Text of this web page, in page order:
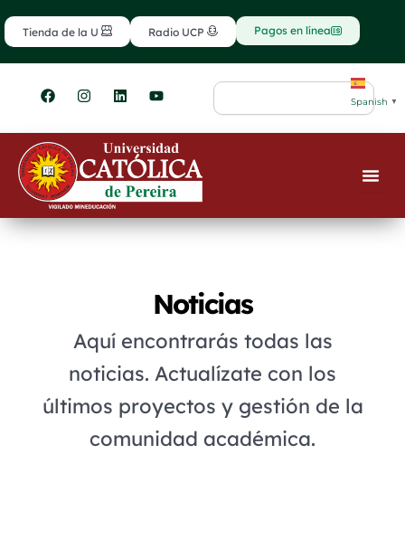
al
contenido
Tienda de la U Radio UCP Pagos en línea
F
a
e
b
o
o
k
I
n
t
g
r
m
L
i
k
e
d
i
n
Y
o
t
u
b
e
Search
Spanish ▼
Noticias
Aquí encontrarás todas las
noticias. Actualízate con los
últimos proyectos y gestión de la
comunidad académica.